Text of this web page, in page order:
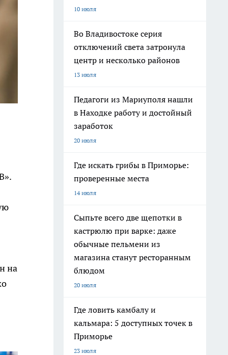
на
10 июля
Во Владивостоке серия
отключений света затронула
центр и несколько районов
13 июля
Педагоги из Мариуполя нашли
в Находке работу и достойный
заработок
20 июля
Где искать грибы в Приморье:
проверенные места
14 июля
Сыпьте всего две щепотки в
кастрюлю при варке: даже
обычные пельмени из
магазина станут ресторанным
блюдом
20 июля
Где ловить камбалу и
кальмара: 5 доступных точек в
Приморье
23 июля